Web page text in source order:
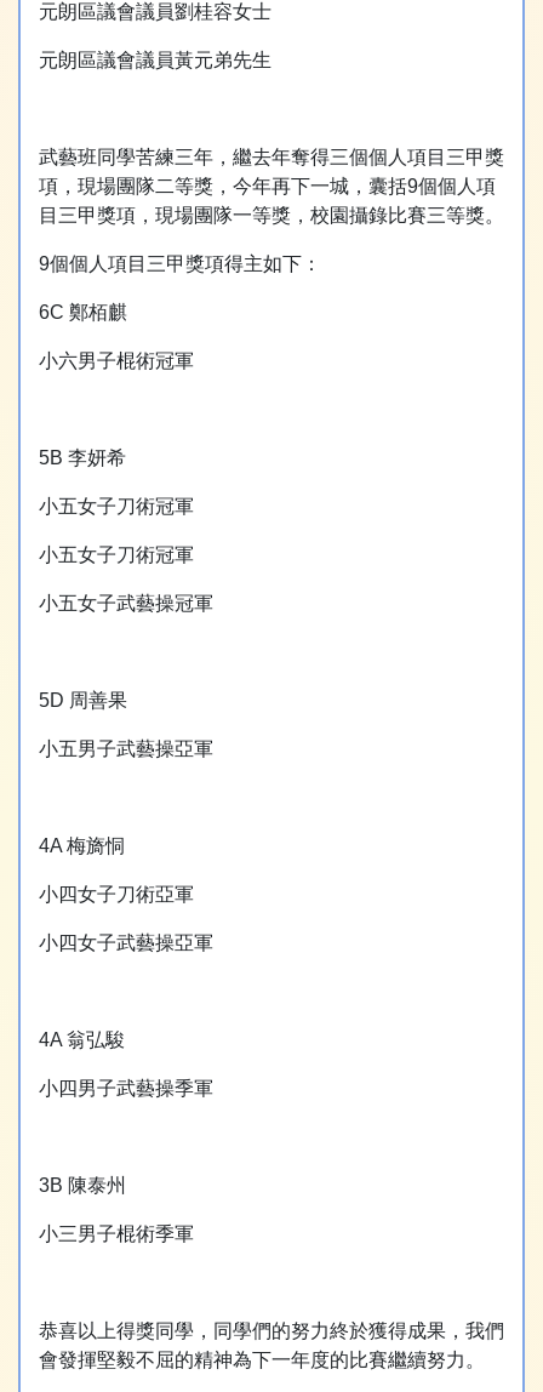
元朗區議會議員劉桂容女士
元朗區議會議員黃元弟先生
武藝班同學苦練三年，繼去年奪得三個個人項目三甲獎
項，現場團隊二等獎，今年再下一城，囊括9個個人項
目三甲獎項，現場團隊一等獎，校園攝錄比賽三等獎。
9個個人項目三甲獎項得主如下：
6C 鄭栢麒
小六男子棍術冠軍
5B 李妍希
小五女子刀術冠軍
小五女子刀術冠軍
小五女子武藝操冠軍
5D 周善果
小五男子武藝操亞軍
4A 梅旖恫
小四女子刀術亞軍
小四女子武藝操亞軍
4A 翁弘駿
小四男子武藝操季軍
3B 陳泰州
小三男子棍術季軍
恭喜以上得獎同學，同學們的努力終於獲得成果，我們
會發揮堅毅不屈的精神為下一年度的比賽繼續努力。